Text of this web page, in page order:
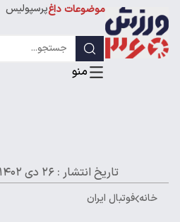
موضوعات داغپرسپولیس
لیگ قهرمانان
تاریخ انتشار : ۲۶ دی ۱۴۰۲ - ۱۳:۲۳
خانه فوتبال ایران